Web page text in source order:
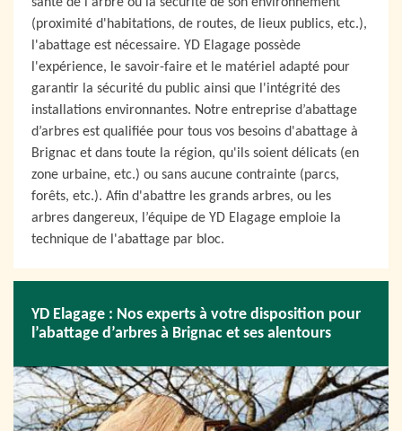
(proximité d'habitations, de routes, de lieux publics, etc.),
l'abattage est nécessaire. YD Elagage possède
l'expérience, le savoir-faire et le matériel adapté pour
garantir la sécurité du public ainsi que l'intégrité des
installations environnantes. Notre entreprise d’abattage
d’arbres est qualifiée pour tous vos besoins d'abattage à
Brignac et dans toute la région, qu'ils soient délicats (en
zone urbaine, etc.) ou sans aucune contrainte (parcs,
forêts, etc.). Afin d'abattre les grands arbres, ou les
arbres dangereux, l’équipe de YD Elagage emploie la
technique de l'abattage par bloc.
YD Elagage : Nos experts à votre disposition pour
l’abattage d’arbres à Brignac et ses alentours